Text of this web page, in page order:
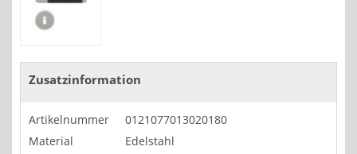
Zusatzinformation
Artikelnummer
0121077013020180
Material
Edelstahl